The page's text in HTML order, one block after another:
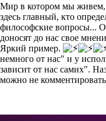
Мир в котором мы живем,
здесь главный, кто
философские вопросы...
доносят до нас свое
Яркий пример.
немного от нас" и у
зависит от нас самих".
можно не